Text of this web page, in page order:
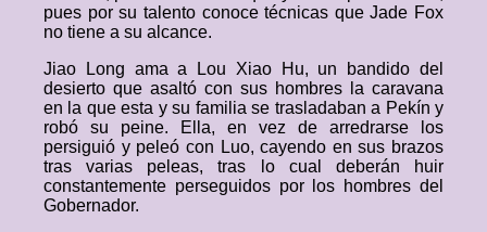
pues por su talento conoce técnicas que Jade Fox
no tiene a su alcance.
Jiao Long ama a Lou Xiao Hu, un bandido del
desierto que asaltó con sus hombres la caravana
en la que esta y su familia se trasladaban a Pekín y
robó su peine. Ella, en vez de arredrarse los
persiguió y peleó con Luo, cayendo en sus brazos
tras varias peleas, tras lo cual deberán huir
constantemente perseguidos por los hombres del
Gobernador.